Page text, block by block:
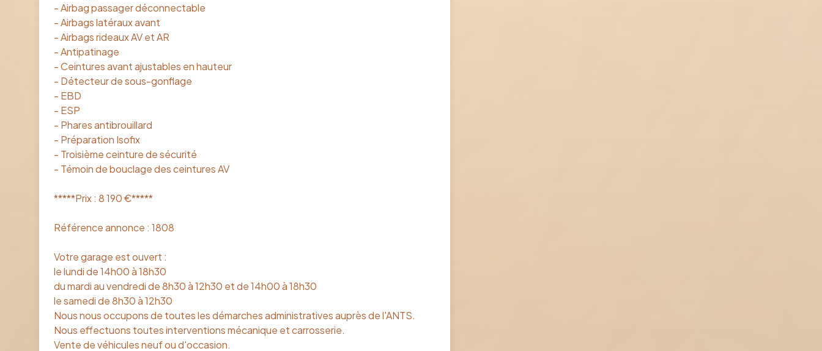
- Airbag passager déconnectable
- Airbags latéraux avant
- Airbags rideaux AV et AR
- Antipatinage
- Ceintures avant ajustables en hauteur
- Détecteur de sous-gonflage
- EBD
- ESP
- Phares antibrouillard
- Préparation Isofix
- Troisième ceinture de sécurité
- Témoin de bouclage des ceintures AV
*****Prix : 8 190 €*****
Référence annonce : 1808
Votre garage est ouvert :
le lundi de 14h00 à 18h30
du mardi au vendredi de 8h30 à 12h30 et de 14h00 à 18h30
le samedi de 8h30 à 12h30
Nous nous occupons de toutes les démarches administratives auprès de l'ANTS.
Nous effectuons toutes interventions mécanique et carrosserie.
Vente de véhicules neuf ou d'occasion.